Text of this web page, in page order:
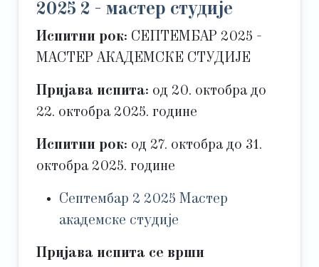
2025 2 - мастер студије
Испитни рок: СЕПТЕМБАР 2025 -
МАСТЕР АКАДЕМСКЕ СТУДИЈЕ
Пријава испита: од 20. октобра до
22. октобра 2025. године
Испитни рок: од 27. октобра до 31.
октобра 2025. године
Септембар 2 2025 Мастер
академске студије
Пријава испита се врши